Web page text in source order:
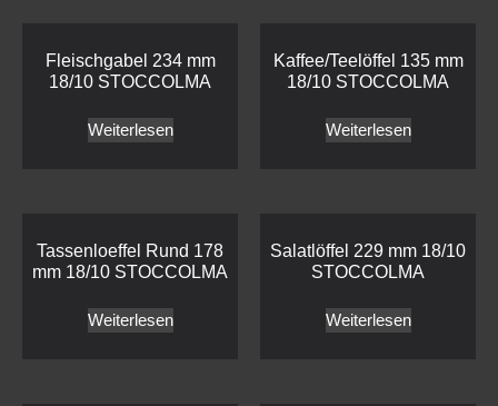
Fleischgabel 234 mm
18/10 STOCCOLMA
Weiterlesen
Kaffee/Teelöffel 135 mm
18/10 STOCCOLMA
Weiterlesen
Tassenloeffel Rund 178
mm 18/10 STOCCOLMA
Weiterlesen
Salatlöffel 229 mm 18/10
STOCCOLMA
Weiterlesen